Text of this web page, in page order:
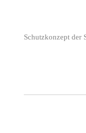
Schutzkonzept der